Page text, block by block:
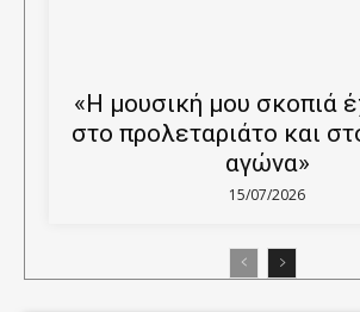
«Η μουσική μου σκοπιά
στο προλεταριάτο και
αγώνα»
15/07/2026